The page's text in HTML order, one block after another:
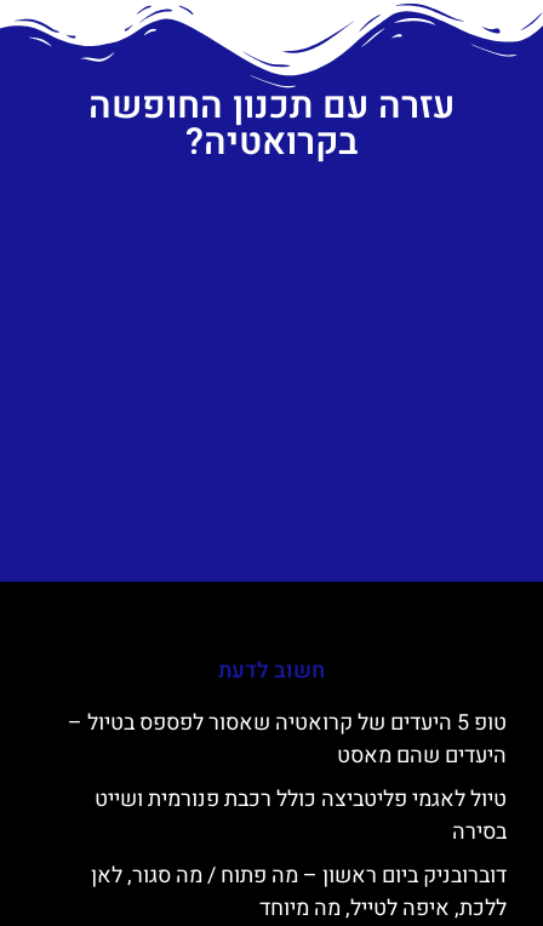
עזרה עם תכנון החופשה
בקרואטיה?
חשוב לדעת
טופ 5 היעדים של קרואטיה שאסור לפספס בטיול –
היעדים שהם מאסט
טיול לאגמי פליטביצה כולל רכבת פנורמית ושייט
בסירה
דוברובניק ביום ראשון – מה פתוח / מה סגור, לאן
ללכת, איפה לטייל, מה מיוחד